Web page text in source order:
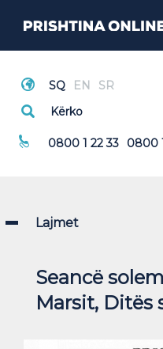
Thirrje Emergjente
0800 1 22 33 0800
Lajmet
Seancë
Marsit, Ditës